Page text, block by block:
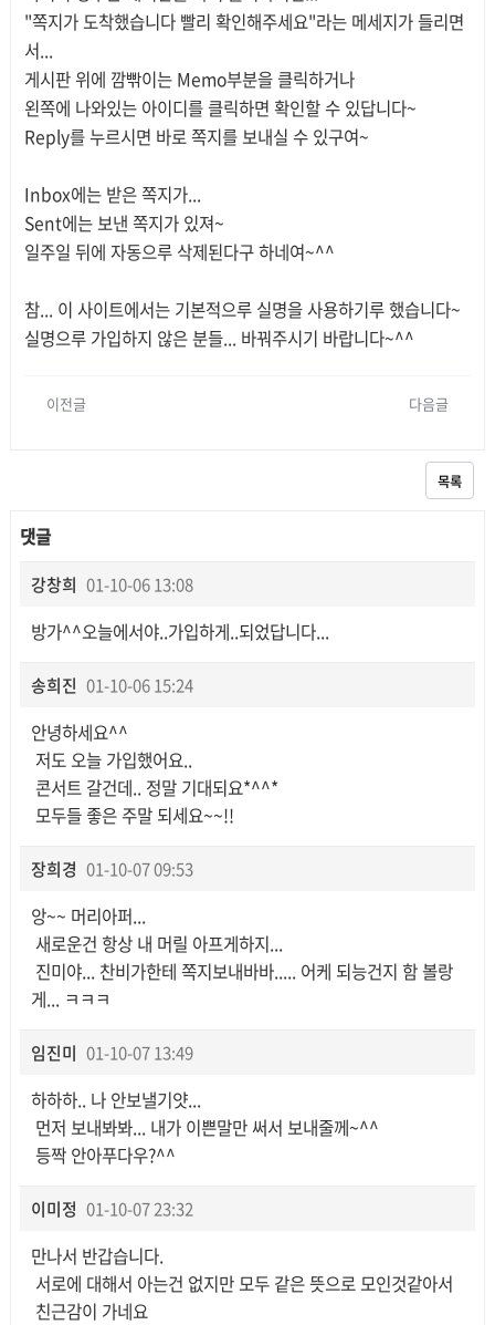
"쪽지가 도착했습니다 빨리 확인해주세요"라는 메세지가 들리면
서...
게시판 위에 깜빢이는 Memo부분을 클릭하거나
왼쪽에 나와있는 아이디를 클릭하면 확인할 수 있답니다~
Reply를 누르시면 바로 쪽지를 보내실 수 있구여~
Inbox에는 받은 쪽지가...
Sent에는 보낸 쪽지가 있져~
일주일 뒤에 자동으루 삭제된다구 하네여~^^
참... 이 사이트에서는 기본적으루 실명을 사용하기루 했습니다~
실명으루 가입하지 않은 분들... 바꿔주시기 바랍니다~^^
이전글 다음글
목록
댓글
강창희 01-10-06 13:08
방가^^오늘에서야..가입하게..되었답니다...
송희진 01-10-06 15:24
안녕하세요^^
저도 오늘 가입했어요..
콘서트 갈건데.. 정말 기대되요*^^*
모두들 좋은 주말 되세요~~!!
장희경 01-10-07 09:53
앙~~ 머리아퍼...
새로운건 항상 내 머릴 아프게하지...
진미야... 찬비가한테 쪽지보내바바..... 어케 되능건지 함 볼랑
게... ㅋㅋㅋ
임진미 01-10-07 13:49
하하하.. 나 안보낼기얏...
먼저 보내봐봐... 내가 이쁜말만 써서 보내줄께~^^
등짝 안아푸다우?^^
이미정 01-10-07 23:32
만나서 반갑습니다.
서로에 대해서 아는건 없지만 모두 같은 뜻으로 모인것같아서
친근감이 가네요